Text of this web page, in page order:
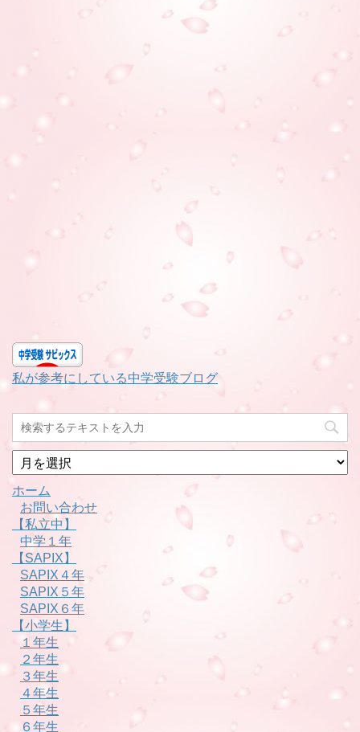
私が参考にしている中学受験ブログ
月
別
ホーム
お問い合わせ
【私立中】
中学１年
【SAPIX】
SAPIX４年
SAPIX５年
SAPIX６年
【小学生】
１年生
２年生
３年生
４年生
５年生
６年生